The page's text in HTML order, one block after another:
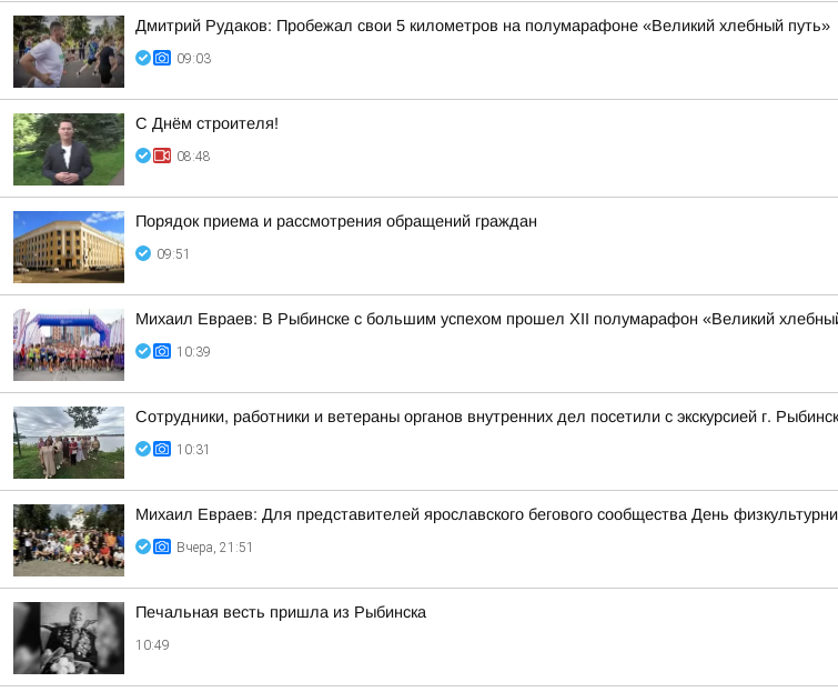
Дмитрий Рудаков: Пробежал свои 5 километров на полумарафоне «Великий хлебный путь»
09:03
С Днём строителя!
08:48
Порядок приема и рассмотрения обращений граждан
09:51
Михаил Евраев: В Рыбинске с большим успехом прошел XII полумарафон «Великий
10:39
Сотрудники, работники и ветераны органов внутренних дел посетили с экскурсией г. Рыбинск
10:31
Михаил Евраев: Для представителей ярославского бегового сообщества День
Вчера, 21:51
Печальная весть пришла из Рыбинска
10:49